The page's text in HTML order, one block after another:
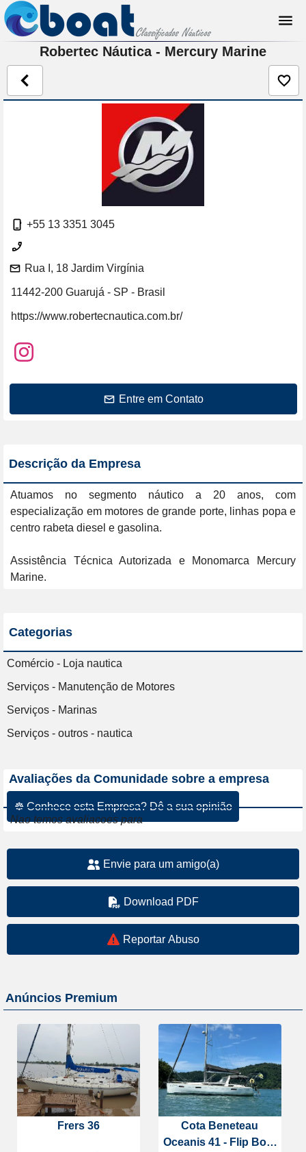
Robertec Náutica - Mercury Marine
+55 13 3351 3045
Rua I, 18 Jardim Virgínia
11442-200 Guarujá - SP - Brasil
https://www.robertecnautica.com.br/
Entre em Contato
Descrição da Empresa
Atuamos no segmento náutico a 20 anos, com
especialização em motores de grande porte, linhas popa e
centro rabeta diesel e gasolina.
Assistência Técnica Autorizada e Monomarca Mercury
Marine.
Categorias
Comércio - Loja nautica
Serviços - Manutenção de Motores
Serviços - Marinas
Serviços - outros - nautica
Avaliações da Comunidade sobre a empresa
☸ Conhece esta Empresa? Dê a sua opinião
Nao temos avaliacoes para
Envie para um amigo(a)
Download PDF
Reportar Abuso
Anúncios Premium
Frers 36
Cota Beneteau
Oceanis 41 - Flip Boat